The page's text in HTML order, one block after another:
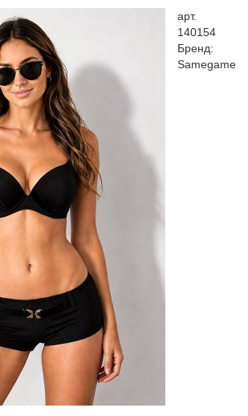
арт.
140154
Бренд:
Samegame